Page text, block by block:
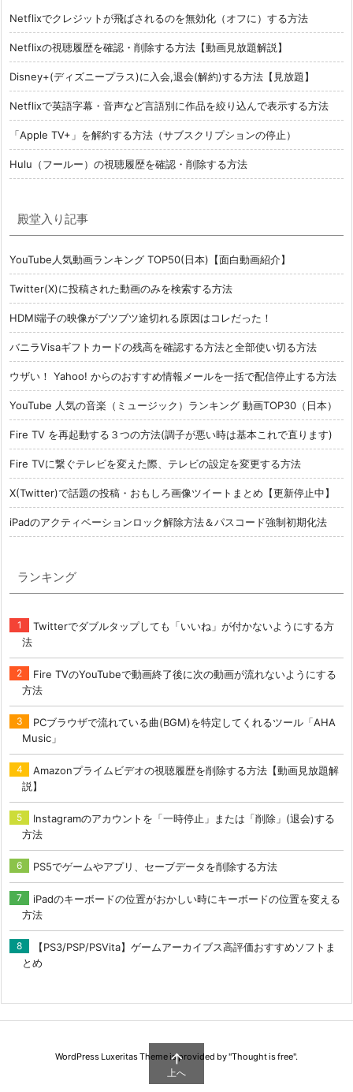
Netflixでクレジットが飛ばされるのを無効化（オフに）する方法
Netflixの視聴履歴を確認・削除する方法【動画見放題解説】
Disney+(ディズニープラス)に入会,退会(解約)する方法【見放題】
Netflixで英語字幕・音声など言語別に作品を絞り込んで表示する方法
「Apple TV+」を解約する方法（サブスクリプションの停止）
Hulu（フールー）の視聴履歴を確認・削除する方法
殿堂入り記事
YouTube人気動画ランキング TOP50(日本)【面白動画紹介】
Twitter(X)に投稿された動画のみを検索する方法
HDMI端子の映像がブツブツ途切れる原因はコレだった！
バニラVisaギフトカードの残高を確認する方法と全部使い切る方法
ウザい！ Yahoo! からのおすすめ情報メールを一括で配信停止する方法
YouTube 人気の音楽（ミュージック）ランキング 動画TOP30（日本）
Fire TV を再起動する３つの方法(調子が悪い時は基本これで直ります)
Fire TVに繋ぐテレビを変えた際、テレビの設定を変更する方法
X(Twitter)で話題の投稿・おもしろ画像ツイートまとめ【更新停止中】
iPadのアクティベーションロック解除方法＆パスコード強制初期化法
ランキング
Twitterでダブルタップしても「いいね」が付かないようにする方
法
Fire TVのYouTubeで動画終了後に次の動画が流れないようにする
方法
PCブラウザで流れている曲(BGM)を特定してくれるツール「AHA
Music」
Amazonプライムビデオの視聴履歴を削除する方法【動画見放題解
説】
Instagramのアカウントを「一時停止」または「削除」(退会)する
方法
PS5でゲームやアプリ、セーブデータを削除する方法
iPadのキーボードの位置がおかしい時にキーボードの位置を変える
方法
【PS3/PSP/PSVita】ゲームアーカイブス高評価おすすめソフトま
とめ
WordPress Luxeritas Theme is provided by "Thought is free".

上へ